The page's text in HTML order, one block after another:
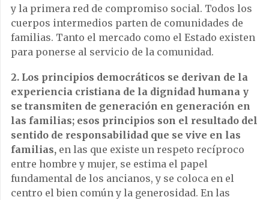
y la primera red de compromiso social. Todos los
cuerpos intermedios parten de comunidades de
familias. Tanto el mercado como el Estado existen
para ponerse al servicio de la comunidad.
2. Los principios democráticos se derivan de la
experiencia cristiana de la dignidad humana y
se transmiten de generación en generación en
las familias; esos principios son el resultado del
sentido de responsabilidad que se vive en las
familias, en las que existe un respeto recíproco
entre hombre y mujer, se estima el papel
fundamental de los ancianos, y se coloca en el
centro el bien común y la generosidad. En las